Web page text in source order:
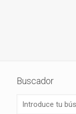
Buscador